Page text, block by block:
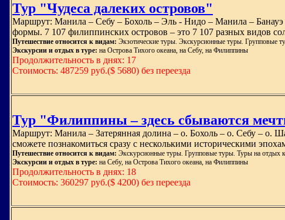
Тур "Чудеса далеких островов"
Маршрут: Манила – Себу – Бохоль – Эль - Нидо – Манила – Банауэ
формы. 7 107 филиппинских островов – это 7 107 разных видов
Путешествие относится к видам: Экзотические туры. Экскурсионные туры. Групповые
Экскурсии и отдых в туре: на Острова Тихого океана, на Себу, на Филиппины
Продолжительность в днях: 17
Стоимость: 487259 руб.($ 5680) без переезда
Тур "Филиппины – здесь сбываются
Маршрут: Манила – Затерянная долина – о. Бохоль – о. Себу – о.
сможете познакомиться сразу с несколькими историческими
Путешествие относится к видам: Экскурсионные туры. Групповые туры. Туры на отдых
Экскурсии и отдых в туре: на Себу, на Острова Тихого океана, на Филиппины
Продолжительность в днях: 18
Стоимость: 360297 руб.($ 4200) без переезда